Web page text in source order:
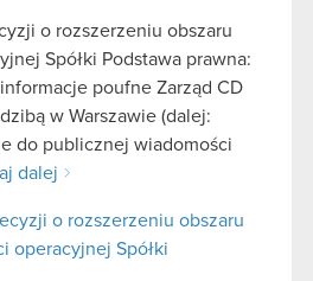
o rozszerzeniu obszaru
Spółki Podstawa prawna:
informacje poufne Zarząd CD
w Warszawie (dalej:
do publicznej wiadomości
dalej
o rozszerzeniu obszaru
operacyjnej Spółki